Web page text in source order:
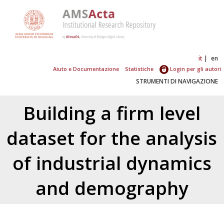
it en
Aiuto e Documentazione Statistiche Login per gli autori
STRUMENTI DI NAVIGAZIONE
Building a firm level
dataset for the analysis
of industrial dynamics
and demography